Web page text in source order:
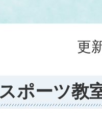
更
ポーツ教